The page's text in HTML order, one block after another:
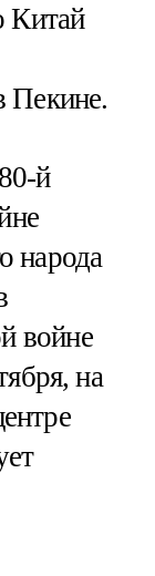
Китай
Пекине.
й
народа
войне
на